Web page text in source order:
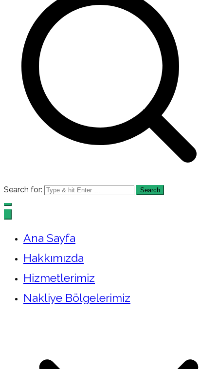
Search for:
Ana Sayfa
Hakkımızda
Hizmetlerimiz
Nakliye Bölgelerimiz